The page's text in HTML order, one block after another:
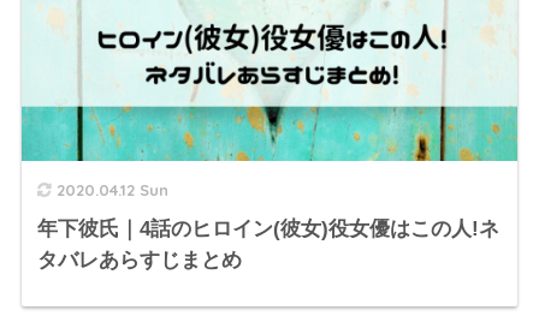
2020.04.12 Sun
年下彼氏｜4話のヒロイン(彼女)役女優はこの人!ネ
タバレあらすじまとめ